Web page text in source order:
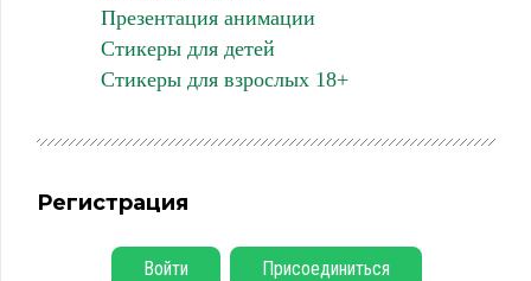
Презентация анимации
Стикеры для детей
Стикеры для взрослых 18+
Регистрация
Войти Присоединиться